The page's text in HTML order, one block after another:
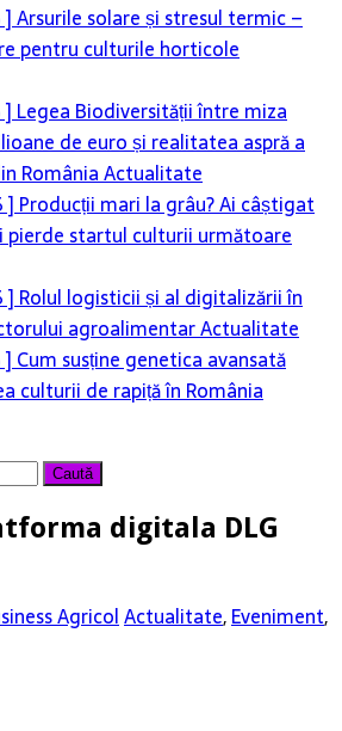
]Arsurile solare și stresul termic –
pentru culturile horticole
] Legea Biodiversității între miza
de euro și realitatea aspră a
RomâniaActualitate
] Producții mari la grâu? Ai câștigat
pierde startul culturii următoare
] Rolul logisticii și al digitalizării în
agroalimentarActualitate
] Cum susține genetica avansată
culturii de rapiță în România
digitala DLG
AgricolActualitate,Eveniment,